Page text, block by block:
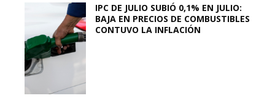
IPC DE JULIO SUBIÓ 0,1% EN JULIO:
BAJA EN PRECIOS DE COMBUSTIBLES
CONTUVO LA INFLACIÓN